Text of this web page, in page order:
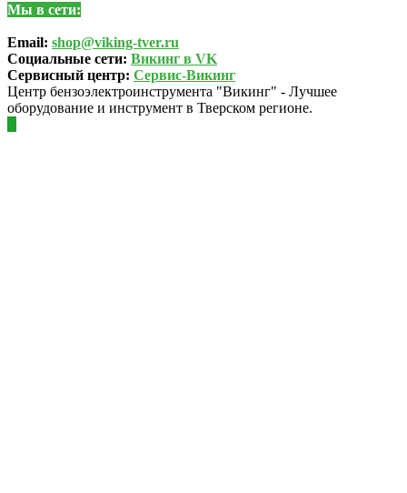
Мы в сети:
Email: shop@viking-tver.ru
Социальные сети: Викинг в VK
Сервисный центр: Сервис-Викинг
Центр бензоэлектроинструмента "Викинг" - Лучшее
оборудование и инструмент в Тверском регионе.